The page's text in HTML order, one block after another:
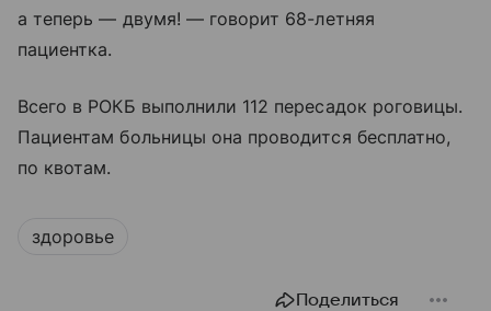
а теперь — двумя! — говорит 68-летняя
пациентка.
Всего в РОКБ выполнили 112 пересадок роговицы.
Пациентам больницы она проводится бесплатно,
по квотам.
здоровье
Поделиться